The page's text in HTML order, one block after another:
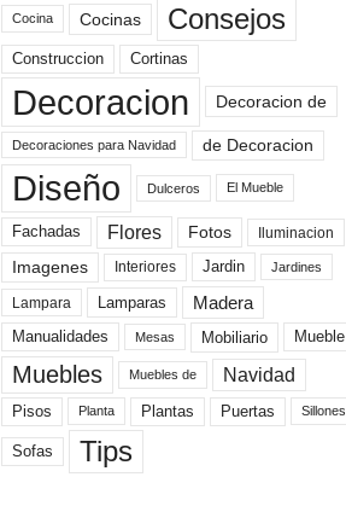
Cocina Cocinas Consejos
Construccion Cortinas
Decoracion Decoracion de
Decoraciones para Navidad de Decoracion
Diseño Dulceros El Mueble
Fachadas Flores Fotos Iluminacion
Imagenes Interiores Jardin Jardines
Lampara Lamparas Madera
Manualidades Mesas Mobiliario Mueble
Muebles Muebles de Navidad
Pisos Planta Plantas Puertas Sillones
Sofas Tips